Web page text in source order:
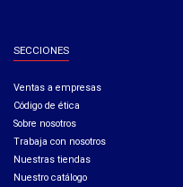
SECCIONES
Ventas a empresas​
Código de ética​
Sobre nosotros
Trabaja con nosotros
Nuestras tiendas
Nuestro catálogo